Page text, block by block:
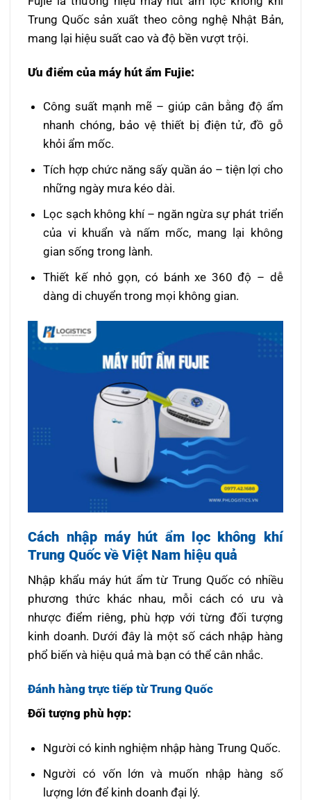
Trung Quốc sản xuất theo công nghệ Nhật Bản,
mang lại hiệu suất cao và độ bền vượt trội.
Ưu điểm của máy hút ẩm Fujie:
Công suất mạnh mẽ – giúp cân bằng độ ẩm
nhanh chóng, bảo vệ thiết bị điện tử, đồ gỗ
khỏi ẩm mốc.
Tích hợp chức năng sấy quần áo – tiện lợi cho
những ngày mưa kéo dài.
Lọc sạch không khí – ngăn ngừa sự phát triển
của vi khuẩn và nấm mốc, mang lại không
gian sống trong lành.
Thiết kế nhỏ gọn, có bánh xe 360 độ – dễ
dàng di chuyển trong mọi không gian.
Cách nhập máy hút ẩm lọc không khí
Trung Quốc về Việt Nam hiệu quả
Nhập khẩu máy hút ẩm từ Trung Quốc có nhiều
phương thức khác nhau, mỗi cách có ưu và
nhược điểm riêng, phù hợp với từng đối tượng
kinh doanh. Dưới đây là một số cách nhập hàng
phổ biến và hiệu quả mà bạn có thể cân nhắc.
Đánh hàng trực tiếp từ Trung Quốc
Đối tượng phù hợp:
Người có kinh nghiệm nhập hàng Trung Quốc.
Người có vốn lớn và muốn nhập hàng số
lượng lớn để kinh doanh đại lý.